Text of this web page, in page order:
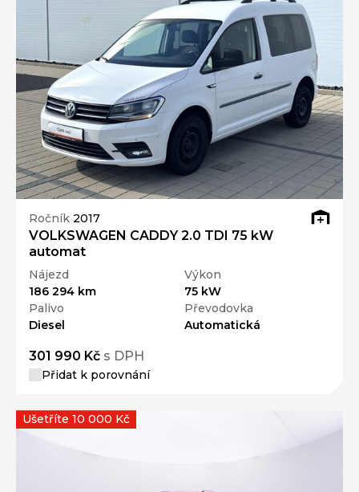
Ročník 2017
VOLKSWAGEN CADDY 2.0 TDI 75 kW
automat
Nájezd
186 294 km
Výkon
75 kW
Palivo
Diesel
Převodovka
Automatická
301 990 Kč s DPH
Přidat k porovnání
Ušetříte 10 000 Kč